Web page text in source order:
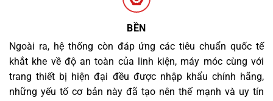
BỀN
Ngoài ra, hệ thống còn đáp ứng các tiêu chuẩn quốc tế
khắt khe về độ an toàn của linh kiện, máy móc cùng với
trang thiết bị hiện đại đều được nhập khẩu chính hãng,
những yếu tố cơ bản này đã tạo nên thế mạnh và uy tín